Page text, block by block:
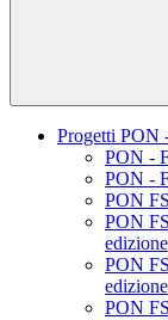
Progetti PON
PON -
PON -
PON
PON
edizione
PON
edizione
PON